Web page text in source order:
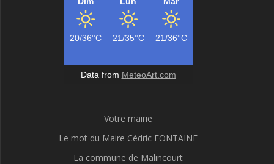
20/36°C 21/35°C 21/36°C
Data from MeteoArt.com
Votre mairie
Le mot du Maire Cédric FONTAINE
La commune de Malincourt